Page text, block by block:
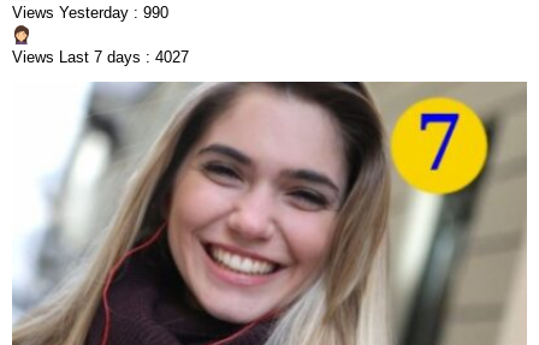
Views Yesterday : 990
Views Last 7 days : 4027